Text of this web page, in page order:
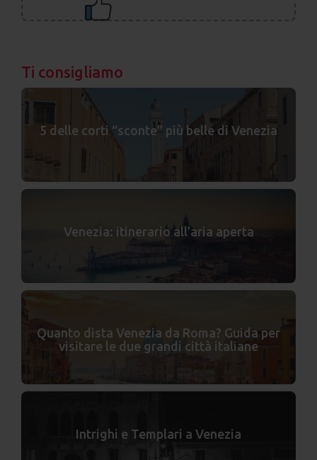
Ti consigliamo
5 delle corti “sconte” più belle di Venezia
Venezia: itinerario all’aria aperta
Quanto dista Venezia da Roma? Guida per
visitare le due grandi città italiane
Intrighi e Templari a Venezia